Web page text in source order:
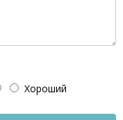
Хороший